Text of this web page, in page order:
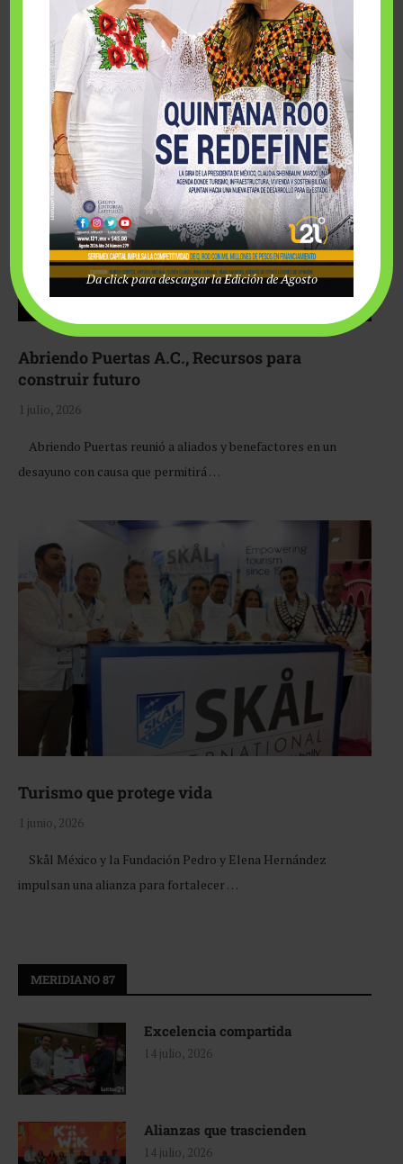
Fairmont Mayakoba y Make-A-Wish México unieron
esfuerzos para hacer realidad el deseo de una …
Abriendo Puertas A.C., Recursos para
construir futuro
1 julio, 2026
Abriendo Puertas reunió a aliados y benefactores en un
desayuno con causa que permitirá …
Turismo que protege vida
1 junio, 2026
Skål México y la Fundación Pedro y Elena Hernández
impulsan una alianza para fortalecer …
MERIDIANO 87
Excelencia compartida
14 julio, 2026
Alianzas que trascienden
14 julio, 2026
Da click para descargar la Edición de Agosto